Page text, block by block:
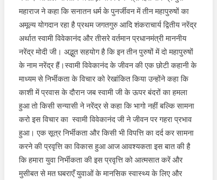
महाराज ने कहा कि सनातन धर्म के पुनर्जीवन में तीन महापुरुषों का
अमूल्य योगदान रहा है प्रथम जगतगुरु आदि शंकराचार्य द्वितीय नरेंद्र
अर्थात स्वामी विवेकानंद और तीसरे वर्तमान प्रधानमंत्री माननीय
नरेंद्र मोदी जी। अद्भुत सहयोग है कि इन तीन पुरुषों में दो महापुरुषों
के नाम नरेंद्र हैं।स्वामी विवेकानंद के जीवन की एक छोटी कहानी के
माध्यम से निर्भीकता के विचार को रेखांकित किया उन्होंने कहा कि
काशी में प्रवास के दौरान जब स्वामी जी के ऊपर बंदरों का हमला
हुआ तो किसी सन्यासी ने नरेंद्र से कहा कि भागो नहीं बल्कि सामना
करो इस विचार का स्वामी विवेकानंद जी ने जीवन पर गहरा प्रभाव
हुआ। एक सूत्र निर्भीकता और किसी भी विपत्ति का दर्द कर सामना
करने की प्रवृत्ति का विकास हुआ आज आवश्यकता इस बात की है
कि हमारा युवा निर्भीकता की इस प्रवृत्ति को आत्मसात करें और
मुसीबत से मत घबराएँ युवाओं के मानसिक स्वास्थ्य के लिए और